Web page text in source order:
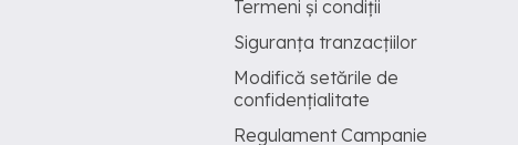
Termeni și condiții
Siguranța tranzacțiilor
Modifică setările de
confidențialitate
Regulament Campanie